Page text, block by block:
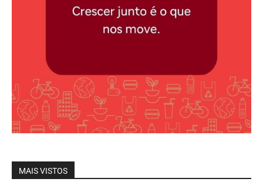
MAIS VISTOS